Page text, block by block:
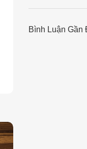
Bình Luận Gần